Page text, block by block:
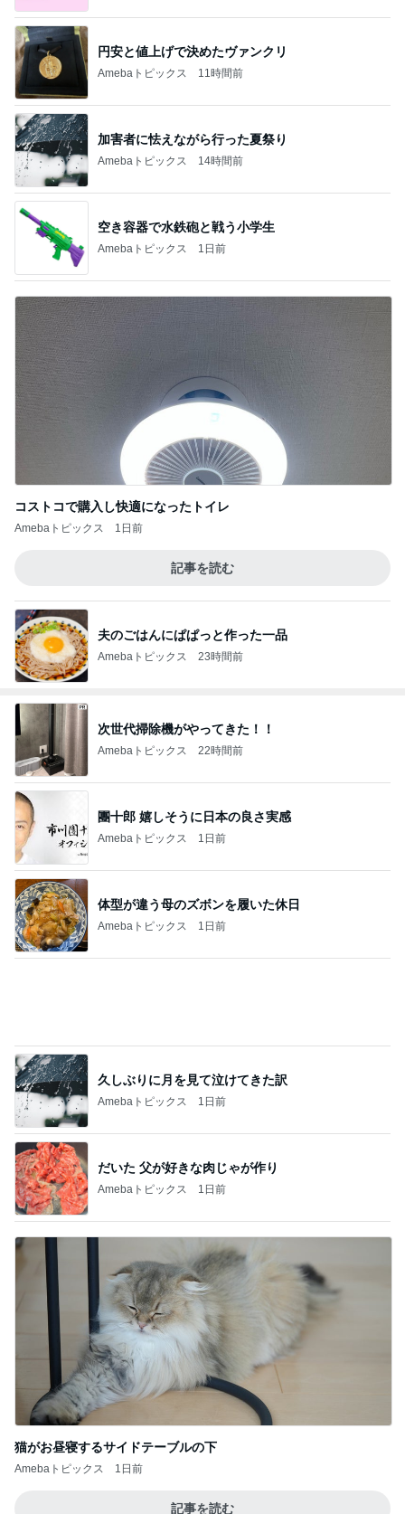
円安と値上げで決めたヴァンクリ
Amebaトピックス 11時間前
加害者に怯えながら行った夏祭り
Amebaトピックス 14時間前
空き容器で水鉄砲と戦う小学生
Amebaトピックス 1日前
コストコで購入し快適になったトイレ
Amebaトピックス 1日前
記事を読む
夫のごはんにぱぱっと作った一品
Amebaトピックス 23時間前
次世代掃除機がやってきた！！
Amebaトピックス 22時間前
團十郎 嬉しそうに日本の良さ実感
Amebaトピックス 1日前
体型が違う母のズボンを履いた休日
Amebaトピックス 1日前
久しぶりに月を見て泣けてきた訳
Amebaトピックス 1日前
だいた 父が好きな肉じゃが作り
Amebaトピックス 1日前
猫がお昼寝するサイドテーブルの下
Amebaトピックス 1日前
記事を読む